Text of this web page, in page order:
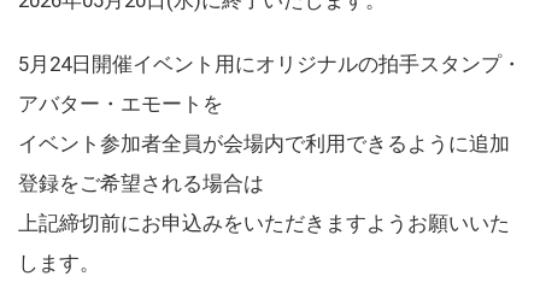
5月24日開催イベント用にオリジナルの拍手スタンプ・
アバター・エモートを
イベント参加者全員が会場内で利用できるように追加
登録をご希望される場合は
上記締切前にお申込みをいただきますようお願いいた
します。